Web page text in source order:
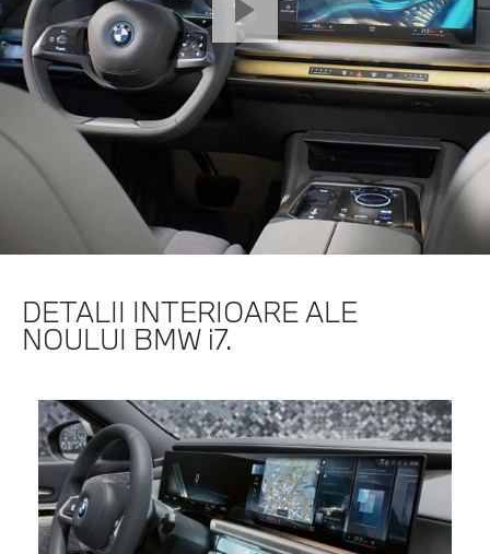
DETALII INTERIOARE ALE
NOULUI BMW i7.